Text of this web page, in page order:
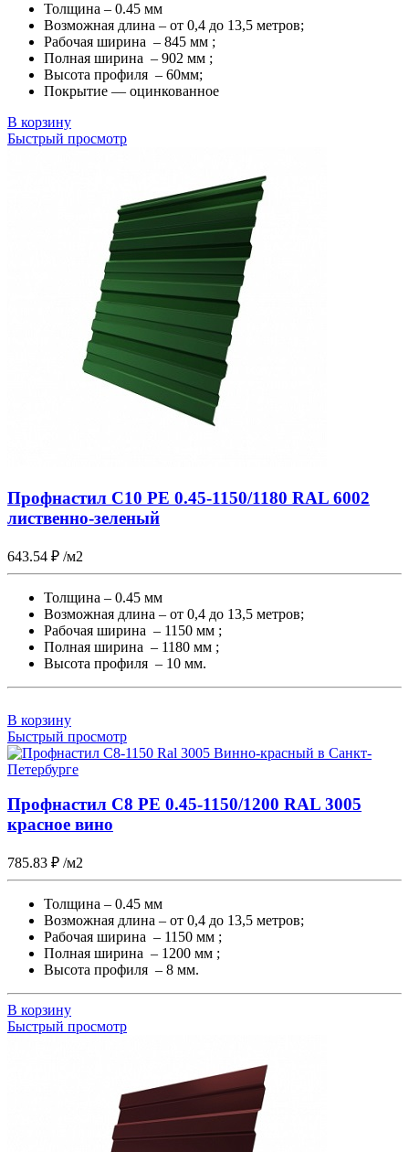
Толщина – 0.45 мм
Возможная длина – от 0,4 до 13,5 метров;
Рабочая ширина – 845 мм ;
Полная ширина – 902 мм ;
Высота профиля – 60мм;
Покрытие — оцинкованное
В корзину
Быстрый просмотр
Профнастил С10 PE 0.45-1150/1180 RAL 6002
лиственно-зеленый
643.54 ₽ /м2
Толщина – 0.45 мм
Возможная длина – от 0,4 до 13,5 метров;
Рабочая ширина – 1150 мм ;
Полная ширина – 1180 мм ;
Высота профиля – 10 мм.
В корзину
Быстрый просмотр
Профнастил С8 PE 0.45-1150/1200 RAL 3005
красное вино
785.83 ₽ /м2
Толщина – 0.45 мм
Возможная длина – от 0,4 до 13,5 метров;
Рабочая ширина – 1150 мм ;
Полная ширина – 1200 мм ;
Высота профиля – 8 мм.
В корзину
Быстрый просмотр